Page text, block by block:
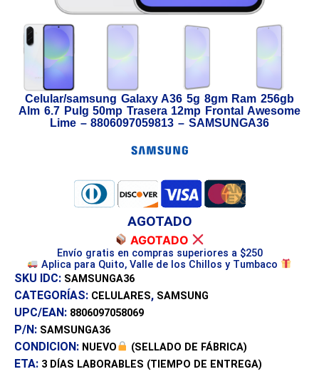
Celular/samsung Galaxy A36 5g 8gm Ram 256gb
Alm 6.7 Pulg 50mp Trasera 12mp Frontal Awesome
Lime – 8806097059813 – SAMSUNGA36
AGOTADO
AGOTADO
Envío gratis en compras superiores a $250
Aplica para Quito, Valle de los Chillos y Tumbaco
SKU IDC: SAMSUNGA36
CATEGORÍAS: CELULARES, SAMSUNG
UPC/EAN: 8806097058069
P/N: SAMSUNGA36
CONDICION: NUEVO (SELLADO DE FÁBRICA)
ETA: 3 DÍAS LABORABLES (TIEMPO DE ENTREGA)